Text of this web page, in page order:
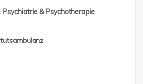
& Psychotherapie